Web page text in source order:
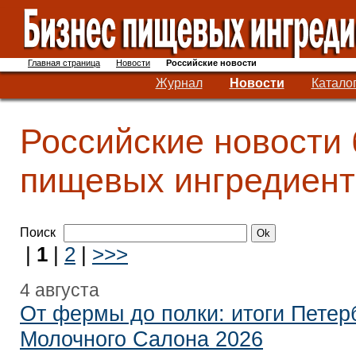
Главная страница Новости Российские новости
Журнал Новости
Российские новости
пищевых
Поиск
| 1 | 2 | >>>
4 августа
От фермы до полки: итоги
Молочного Салона 2026